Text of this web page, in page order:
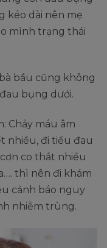
kéo dài nên mẹ
mình trạng thái
bầu cũng không
bụng dưới.
Chảy máu âm
nhiều, đi tiểu đau
co thắt nhiều
thì nên đi khám
cảnh báo nguy
nhiễm trùng.